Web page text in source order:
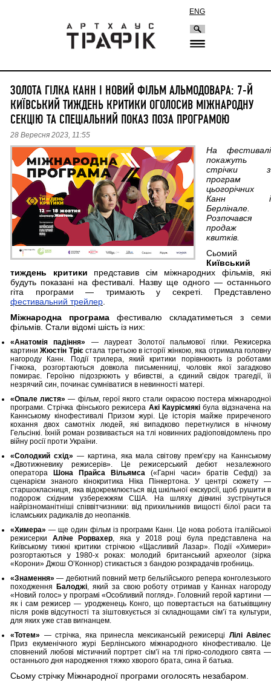
ENG
ЗОЛОТА ГІЛКА КАНН І НОВИЙ ФІЛЬМ АЛЬМОДОВАРА: 7-Й
КИЇВСЬКИЙ ТИЖДЕНЬ КРИТИКИ ОГОЛОСИВ МІЖНАРОДНУ
СЕКЦІЮ ТА СПЕЦІАЛЬНИЙ ПОКАЗ ПОЗА ПРОГРАМОЮ
28 Вересня 2023, 11:55
На фестивалі
покажуть
стрічки з
програм
цьогорічних
Канн і
Берлінале.
Розпочався
продаж
квитків.
Сьомий
Київський
тиждень критики представив сім міжнародних фільмів, які
будуть показані на фестивалі. Назву ще одного — останнього
гіта програми — тримають у секреті. Представлено
фестивальний трейлер
Міжнародна програма фестивалю складатиметься з семи
фільмів. Стали відомі шість із них:
«Анатомія падіння» — лауреат Золотої пальмової гілки. Режисерка
картиниЖюстін Трієстала третьою в історії жінкою, яка отримала головну
нагороду Канн. Події трилера, який критики порівнюють із роботами
Гічкока, розгортаються довкола письменниці, чоловік якої загадково
помирає. Героїню підозрюють у вбивстві, а єдиний свідок трагедії, її
незрячий син, починає сумніватися в невинності матері.
«Опале листя» — фільм, герої якого стали окрасою постера міжнародної
програми. Стрічка фінського режисера Акі Каурісмякібула відзначена на
Каннському кінофестивалі Призом журі. Це історія майже приреченого
кохання двох самотніх людей, які випадково перетнулися в нічному
Гельсінкі. Їхній роман розвивається на тлі новинних радіоповідомлень про
війну росії проти України.
«Солодкий схід» — картина, яка мала світову прем’єру на Каннському
«Двотижневику режисерів». Це режисерський дебют незалежного
оператора
Шона Прайса Вільямса («Гарні часи» братів Сефді) за
сценарієм знаного кінокритика Ніка Пінкертона. У центрі сюжету —
старшокласниця, яка відокремлюється від шкільної екскурсії, щоб рушити в
подорож східним узбережжям США. На шляху дівчині зустрінуться
найрізноманітніші співвітчизники: від прихильників вищості білої раси та
ісламських радикалів до неопанків.
«Химера» — ще один фільм із програми Канн. Це нова робота італійської
режисерки Аліче Рорвахер, яка у 2018 році була представлена на
Київському тижні критики стрічкою «Щасливий Лазар». Події «Химери»
розгортаються у 1980-х роках: молодий британський археолог (зірка
«Корони» Джош О’Коннор) стикається з бандою розкрадачів гробниць.
«Знамення» — дебютний повний метр бельгійського репера конголезького
походження
Балоджі, який за свою роботу отримав у Каннах нагороду
«Новий голос» у програмі «Особливий погляд». Головний герой картини —
як і сам режисер — уродженець Конго, що повертається на батьківщину
після років відсутності та зіштовхується зі складнощами сім’ї та культури,
для яких уже став вигнанцем.
«Тотем» — стрічка, яка принесла мексиканській режисерці Лілі Авілес
Приз екуменічного журі Берлінського міжнародного кінофестивалю. Це
сповнений любові містичний портрет сім’ї на тлі гірко-солодкого свята —
останнього дня народження тяжко хворого брата, сина й батька.
Сьому стрічку Міжнародної програми оголосять незабаром.